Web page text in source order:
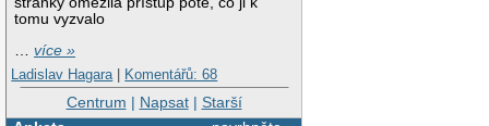
tomu vyzvalo
…více »
Ladislav Hagara | Komentářů: 68
Centrum | Napsat| Starší